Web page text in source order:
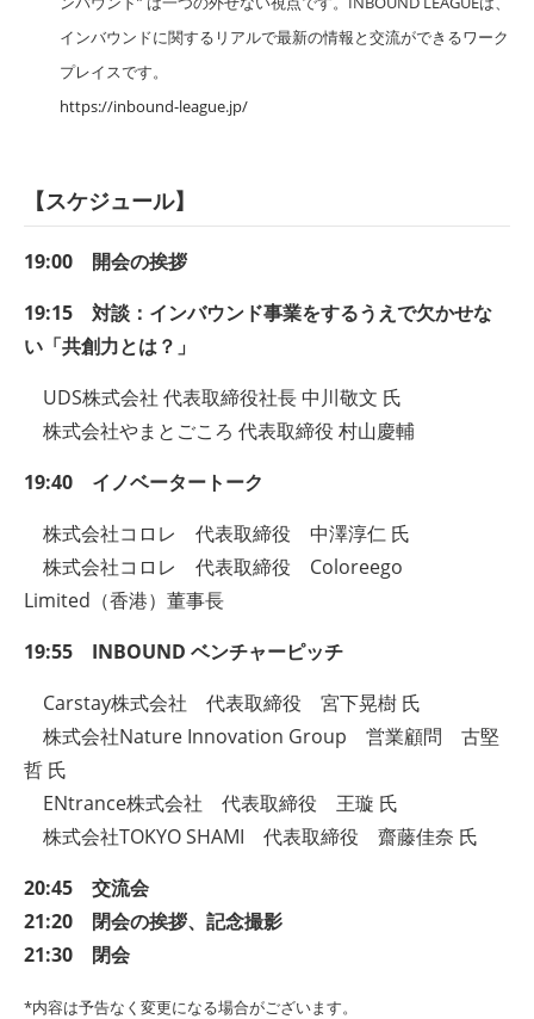
インバウンドに関するリアルで最新の情報と交流ができるワーク
プレイスです。
https://inbound-league.jp/
【スケジュール】
19:00 開会の挨拶
19:15 対談：インバウンド事業をするうえで欠かせな
い「共創力とは？」
UDS株式会社 代表取締役社長 中川敬文 氏
株式会社やまとごころ 代表取締役 村山慶輔
19:40 イノベータートーク
株式会社コロレ 代表取締役 中澤淳仁 氏
株式会社コロレ 代表取締役 Coloreego
Limited（香港）董事長
19:55 INBOUND ベンチャーピッチ
Carstay株式会社 代表取締役 宮下晃樹 氏
株式会社Nature Innovation Group 営業顧問 古堅
哲 氏
ENtrance株式会社 代表取締役 王璇 氏
株式会社TOKYO SHAMI 代表取締役 齋藤佳奈 氏
20:45 交流会
21:20 閉会の挨拶、記念撮影
21:30 閉会
*内容は予告なく変更になる場合がございます。